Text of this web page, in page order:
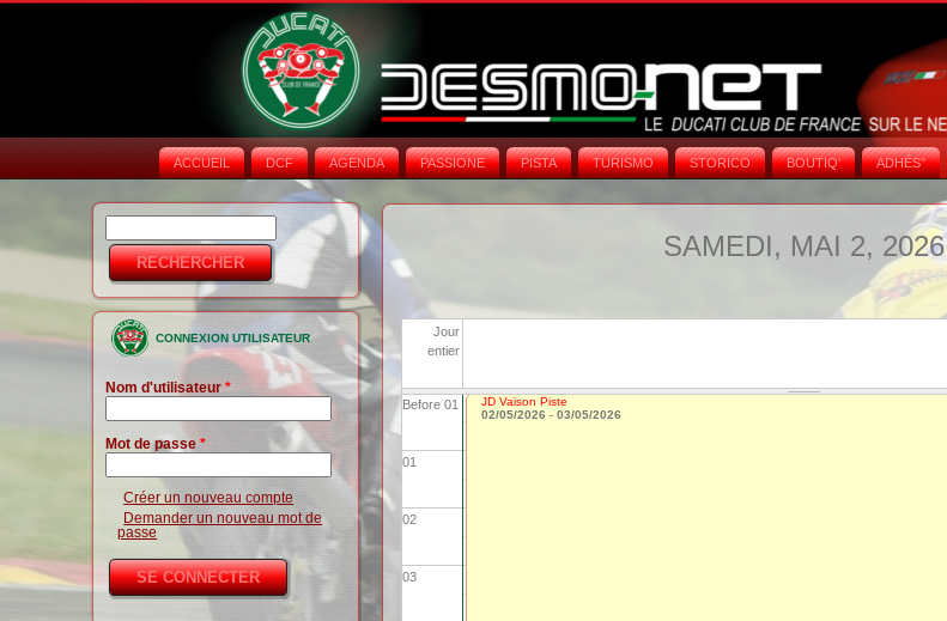
ACCUEIL DCF AGENDA PASSIONE PISTA TURISMO STORICO BOUTIQ' ADHÉS°
Formulaire de
recherche
CONNEXION UTILISATEUR
Nom d'utilisateur*
Mot de passe*
Créer un nouveau compte
Demander un nouveau mot de
passe
SAMEDI, MAI 2, 2026
Jour
entier
Before 01
01
02
03
JD Vaison Piste
02/05/2026 -03/05/2026